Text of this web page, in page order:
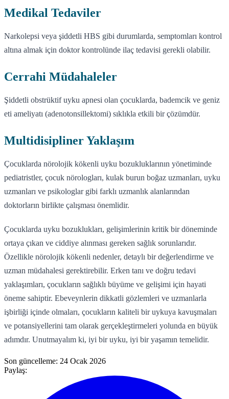
Medikal Tedaviler
Narkolepsi veya şiddetli HBS gibi durumlarda, semptomları kontrol
altına almak için doktor kontrolünde ilaç tedavisi gerekli olabilir.
Cerrahi Müdahaleler
Şiddetli obstrüktif uyku apnesi olan çocuklarda, bademcik ve geniz
eti ameliyatı (adenotonsillektomi) sıklıkla etkili bir çözümdür.
Multidisipliner Yaklaşım
Çocuklarda nörolojik kökenli uyku bozukluklarının yönetiminde
pediatristler, çocuk nörologları, kulak burun boğaz uzmanları, uyku
uzmanları ve psikologlar gibi farklı uzmanlık alanlarından
doktorların birlikte çalışması önemlidir.
Çocuklarda uyku bozuklukları, gelişimlerinin kritik bir döneminde
ortaya çıkan ve ciddiye alınması gereken sağlık sorunlarıdır.
Özellikle nörolojik kökenli nedenler, detaylı bir değerlendirme ve
uzman müdahalesi gerektirebilir. Erken tanı ve doğru tedavi
yaklaşımları, çocukların sağlıklı büyüme ve gelişimi için hayati
öneme sahiptir. Ebeveynlerin dikkatli gözlemleri ve uzmanlarla
işbirliği içinde olmaları, çocukların kaliteli bir uykuya kavuşmaları
ve potansiyellerini tam olarak gerçekleştirmeleri yolunda en büyük
adımdır. Unutmayalım ki, iyi bir uyku, iyi bir yaşamın temelidir.
Son güncelleme: 24 Ocak 2026
Paylaş: